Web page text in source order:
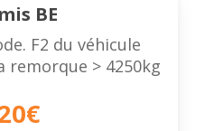
BE
F2 du véhicule
remorque > 4250kg